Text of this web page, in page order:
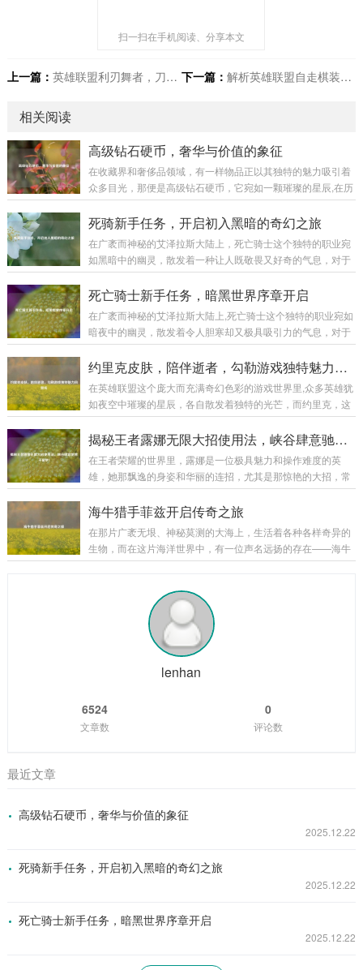
扫一扫在手机阅读、分享本文
上一篇： 英雄联盟利刃舞者，刀锋意志艾瑞莉娅 下一篇： 解析英雄联盟自走棋装备，决胜棋局关键法宝
相关阅读
高级钻石硬币，奢华与价值的象征
在收藏界和奢侈品领域，有一样物品正以其独特的魅力吸引着
众多目光，那便是高级钻石硬币，它宛如一颗璀璨的星辰,在历
史与现代的交织中散发着迷人的光芒。 高级钻石硬币并非普通
的货币，它是艺术与工艺的完美融合，从外观上看，每一枚高
级钻石硬币都像是一件精心雕琢的艺术品，硬币的主体部分通
常由高品质的贵金属制成，如黄金、白银等，这些金属本身就
具有极高的价值和质感，它们的表面被工匠们运用精妙的工艺
又或许是镜面般的光洁,反射出耀眼的光芒。...
死骑新手任务，开启初入黑暗的奇幻之旅
在广袤而神秘的艾泽拉斯大陆上，死亡骑士这个独特的职业宛
如黑暗中的幽灵，散发着一种让人既敬畏又好奇的气息，对于
每一个初入这个职业世界的新手来说，死骑新手任务就像是一
把钥匙,开启了一段充满挑战与惊喜的奇幻之旅。 当你创建一个
死亡骑士角色，从冰封王座的阴影中苏醒的那一刻起，新手任
务便正式拉开了帷幕，首先映入眼帘的是那阴森恐怖的场景，
周围弥漫着冰冷的雾气，荒芜的大地，残败的建筑，仿佛都在
入了一个与其他职业截然不同的世界。 第...
死亡骑士新手任务，暗黑世界序章开启
在广袤而神秘的艾泽拉斯大陆上,死亡骑士这个独特的职业宛如
暗夜中的幽灵，散发着令人胆寒却又极具吸引力的气息，对于
新手玩家来说，死亡骑士的新手任务线就像是一扇通往黑暗力
量世界的大门，引领着他们开启一段充满奇幻与挑战的旅程。
当玩家创建死亡骑士角色后,首先会置身于一个阴森恐怖的场景
之中，这里弥漫着腐臭的气息，灰暗的天空下是一片荒芜的焦
土，残垣断壁间不时有幽灵般的生物飘荡而过，新手任务就在
更是一次深入了解死亡骑士背景故事和职业特...
约里克皮肤，陪伴逝者，勾勒游戏独特魅力风景线
在英雄联盟这个庞大而充满奇幻色彩的游戏世界里,众多英雄犹
如夜空中璀璨的星辰，各自散发着独特的光芒，而约里克，这
位守墓人英雄，以其神秘、暗黑的风格吸引了不少玩家的目
光，他的那些精美皮肤更是在游戏中为玩家带来了别样的体
验。 约里克的原始皮肤自带一种阴森的气息,他身着黑色的长
袍，头戴破旧的帽子，手中那巨大的墓园铲仿佛能轻易地掘开
坟墓，召唤出墓穴中的亡魂，他的技能特效也与整体风格相契
意穿梭，为他的战斗增添了一份恐怖与神秘，原始皮...
揭秘王者露娜无限大招使用法，峡谷肆意驰骋不是梦！
在王者荣耀的世界里，露娜是一位极具魅力和操作难度的英
雄，她那飘逸的身姿和华丽的连招，尤其是那惊艳的大招，常
常能在团战中创造出以少胜多的奇迹，要想熟练掌握露娜的大
招无限使用，并非易事，下面,就让我们一起来揭开其中的奥
秘。 理解露娜大招机制 露娜的大招“新月突击”，是她核心的技
能，该技能能让露娜向指定目标发起突击，造成法术伤害，在
释放大招后的一段时间内，如果露娜命中了敌方英雄、野怪或
的基础，只要露娜在大招的冷却时间内，能够...
海牛猎手菲兹开启传奇之旅
在那片广袤无垠、神秘莫测的大海上，生活着各种各样奇异的
生物，而在这片海洋世界中，有一位声名远扬的存在——海牛
猎手菲兹。 菲兹是一个身材矫健、眼神锐利的年轻猎手，他自
敬畏，他常常听村里的老人们讲述着大海里那些神奇生物的故
事，其中海牛的传说最让他着迷，海牛，这种体型庞大却性情
温和的生物，在大海的深处悠然生活，它们的肉据说美味无
比，它们的皮更是有着极高的价值，菲兹在心中暗暗立下了成
为一名出色海牛猎手的志向。 随着时间的推移,...
lenhan
6524
文章数
0
评论数
最近文章
高级钻石硬币，奢华与价值的象征
2025.12.22
死骑新手任务，开启初入黑暗的奇幻之旅
2025.12.22
死亡骑士新手任务，暗黑世界序章开启
2025.12.22